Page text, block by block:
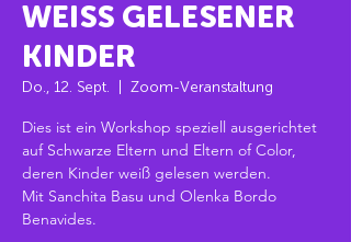
WEISS GELESENER
KINDER
Do., 12. Sept. Zoom-Veranstaltung
Dies ist ein Workshop speziell ausgerichtet
auf Schwarze Eltern und Eltern of Color,
deren Kinder weiß gelesen werden.
Mit Sanchita Basu und Olenka Bordo
Benavides.